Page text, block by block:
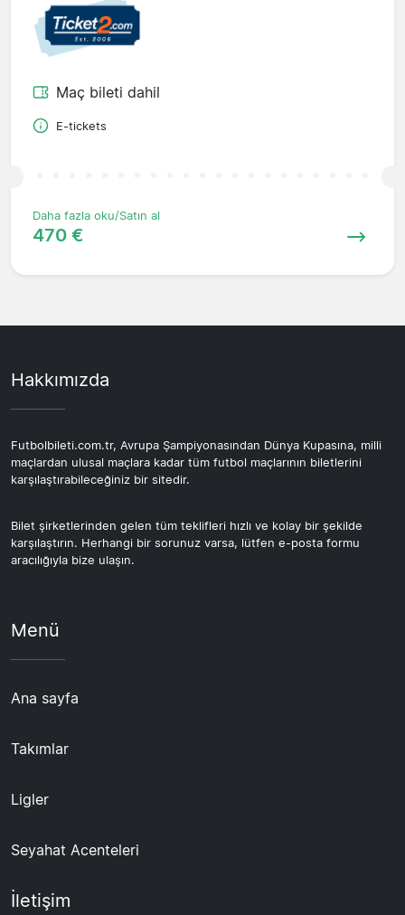
Maç bileti dahil
E-tickets
Daha fazla oku/Satın al
470 €
Hakkımızda
Futbolbileti.com.tr, Avrupa Şampiyonasından Dünya Kupasına, milli
maçlardan ulusal maçlara kadar tüm futbol maçlarının biletlerini
karşılaştırabileceğiniz bir sitedir.
Bilet şirketlerinden gelen tüm teklifleri hızlı ve kolay bir şekilde
karşılaştırın. Herhangi bir sorunuz varsa, lütfen e-posta formu
aracılığıyla bize ulaşın.
Menü
Ana sayfa
Takımlar
Ligler
Seyahat Acenteleri
İletişim